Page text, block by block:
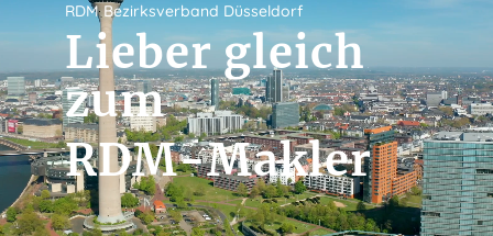
RDM Bezirksverband Düsseldorf
Lieber gleich
zum
RDM-Makler